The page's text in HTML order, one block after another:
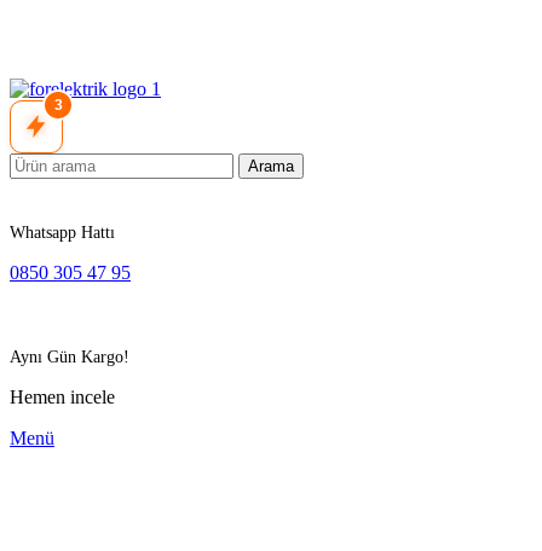
3
Arama
Whatsapp Hattı
0850 305 47 95
Aynı Gün Kargo!
Hemen incele
Menü